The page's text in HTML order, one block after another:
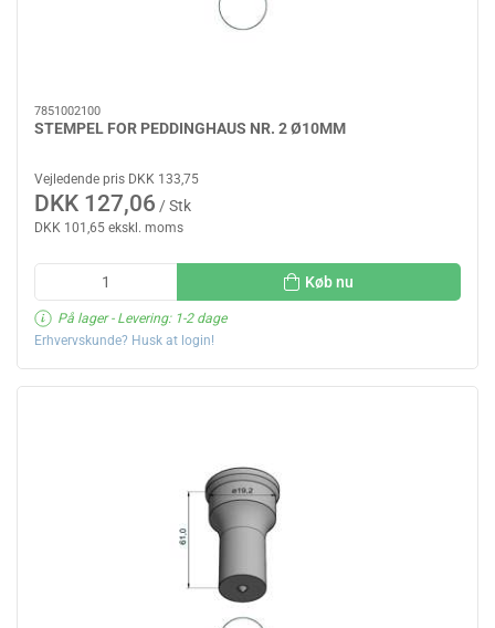
7851002100
STEMPEL FOR PEDDINGHAUS NR. 2 Ø10MM
Vejledende pris DKK 133,75
DKK 127,06 / Stk
DKK 101,65 ekskl. moms
Køb nu
På lager- Levering: 1-2 dage
Erhvervskunde? Husk at login!